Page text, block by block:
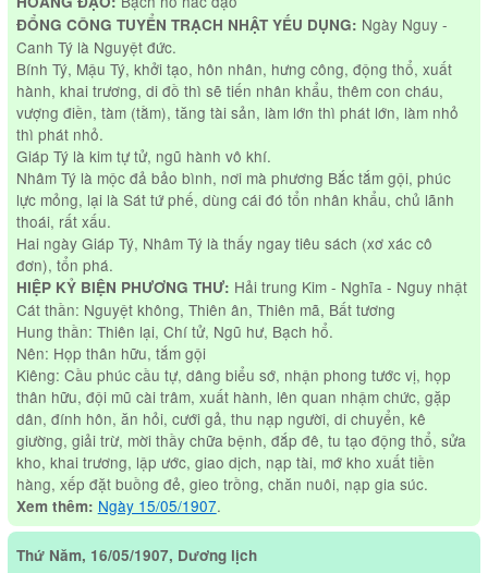
ĐỔNG CÔNG TUYỂN TRẠCH NHẬT YẾU DỤNG: Ngày Nguy -
Canh Tý là Nguyệt đức.
Bính Tý, Mậu Tý, khởi tạo, hôn nhân, hưng công, động thổ, xuất
hành, khai trương, di đồ thì sẽ tiến nhân khẩu, thêm con cháu,
vượng điền, tàm (tằm), tăng tài sản, làm lớn thì phát lớn, làm nhỏ
thì phát nhỏ.
Giáp Tý là kim tự tử, ngũ hành vô khí.
Nhâm Tý là mộc đả bảo bình, nơi mà phương Bắc tắm gội, phúc
lực mỏng, lại là Sát tứ phế, dùng cái đó tổn nhân khẩu, chủ lãnh
thoái, rất xấu.
Hai ngày Giáp Tý, Nhâm Tý là thấy ngay tiêu sách (xơ xác cô
đơn), tổn phá.
HIỆP KỶ BIỆN PHƯƠNG THƯ: Hải trung Kim - Nghĩa - Nguy nhật
Cát thần: Nguyệt không, Thiên ân, Thiên mã, Bất tương
Hung thần: Thiên lại, Chí tử, Ngũ hư, Bạch hổ.
Nên: Họp thân hữu, tắm gội
Kiêng: Cầu phúc cầu tự, dâng biểu sớ, nhận phong tước vị, họp
thân hữu, đội mũ cài trâm, xuất hành, lên quan nhậm chức, gặp
dân, đính hôn, ăn hỏi, cưới gả, thu nạp người, di chuyển, kê
giường, giải trừ, mời thầy chữa bệnh, đắp đê, tu tạo động thổ, sửa
kho, khai trương, lập ước, giao dịch, nạp tài, mớ kho xuất tiền
hàng, xếp đặt buồng đẻ, gieo trồng, chăn nuôi, nạp gia súc.
Xem thêm: Ngày 15/05/1907.
Thứ Năm, 16/05/1907, Dương lịch